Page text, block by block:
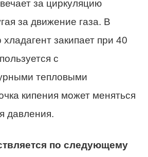
за циркуляцию
за движение газа. В
хладагент закипает при 40
с
тепловыми
кипения может меняться
давления.
по следующему